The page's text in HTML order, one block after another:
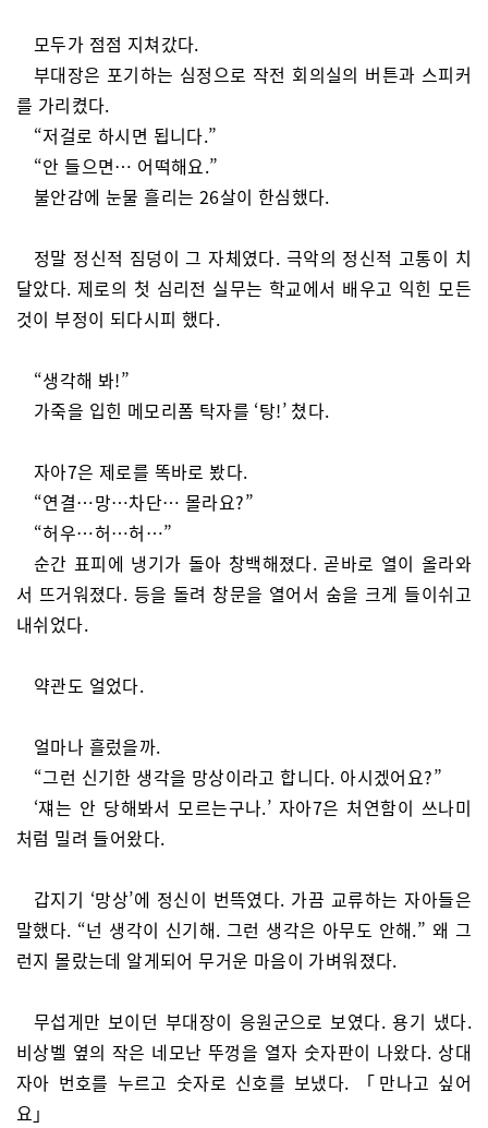
모두가 점점 지쳐갔다.
부대장은 포기하는 심정으로 작전 회의실의 버튼과 스피커
를 가리켰다.
“저걸로 하시면 됩니다.”
“안 들으면… 어떡해요.”
불안감에 눈물 흘리는 26살이 한심했다.
정말 정신적 짐덩이 그 자체였다. 극악의 정신적 고통이 치
달았다. 제로의 첫 심리전 실무는 학교에서 배우고 익힌 모든
것이 부정이 되다시피 했다.
“생각해 봐!”
가죽을 입힌 메모리폼 탁자를 ‘탕!’ 쳤다.
자아7은 제로를 똑바로 봤다.
“연결…망…차단… 몰라요?”
“허우…허…허…”
순간 표피에 냉기가 돌아 창백해졌다. 곧바로 열이 올라와
서 뜨거워졌다. 등을 돌려 창문을 열어서 숨을 크게 들이쉬고
내쉬었다.
약관도 얼었다.
얼마나 흘렀을까.
“그런 신기한 생각을 망상이라고 합니다. 아시겠어요?”
‘쟤는 안 당해봐서 모르는구나.’ 자아7은 처연함이 쓰나미
처럼 밀려 들어왔다.
갑지기 ‘망상’에 정신이 번뜩였다. 가끔 교류하는 자아들은
말했다. “넌 생각이 신기해. 그런 생각은 아무도 안해.” 왜 그
런지 몰랐는데 알게되어 무거운 마음이 가벼워졌다.
무섭게만 보이던 부대장이 응원군으로 보였다. 용기 냈다.
비상벨 옆의 작은 네모난 뚜껑을 열자 숫자판이 나왔다. 상대
자아 번호를 누르고 숫자로 신호를 보냈다. 「만나고 싶어
요」